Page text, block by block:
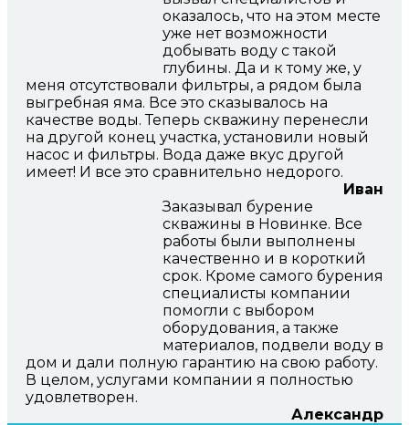
оказалось, что на этом месте
уже нет возможности
добывать воду с такой
глубины. Да и к тому же, у
меня отсутствовали фильтры, а рядом была
выгребная яма. Все это сказывалось на
качестве воды. Теперь скважину перенесли
на другой конец участка, установили новый
насос и фильтры. Вода даже вкус другой
имеет! И все это сравнительно недорого.
Иван
Заказывал бурение
скважины в Новинке. Все
работы были выполнены
качественно и в короткий
срок. Кроме самого бурения
специалисты компании
помогли с выбором
оборудования, а также
материалов, подвели воду в
дом и дали полную гарантию на свою работу.
В целом, услугами компании я полностью
удовлетворен.
Александр